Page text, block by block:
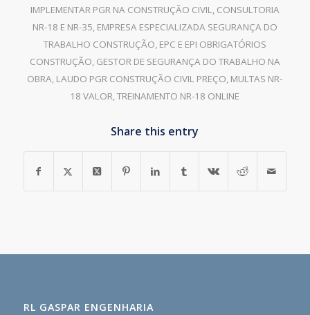
IMPLEMENTAR PGR NA CONSTRUÇÃO CIVIL, CONSULTORIA
NR-18 E NR-35, EMPRESA ESPECIALIZADA SEGURANÇA DO
TRABALHO CONSTRUÇÃO, EPC E EPI OBRIGATÓRIOS
CONSTRUÇÃO, GESTOR DE SEGURANÇA DO TRABALHO NA
OBRA, LAUDO PGR CONSTRUÇÃO CIVIL PREÇO, MULTAS NR-
18 VALOR,TREINAMENTO NR-18 ONLINE
Share this entry
RL GASPAR ENGENHARIA